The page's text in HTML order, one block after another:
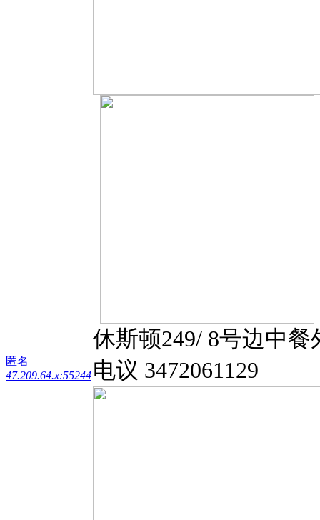
匿名
47.209.64.x:55244
休斯顿249/ 8号边中
电议 3472061129